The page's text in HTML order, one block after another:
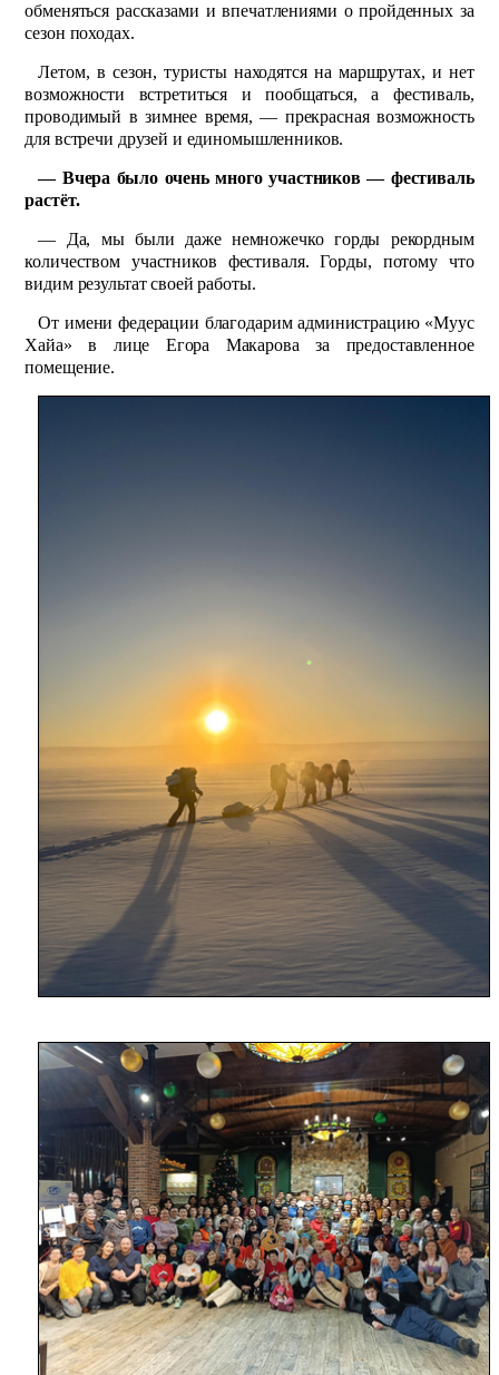
обменяться рассказами и впечатлениями о пройденных за
сезон походах.
Летом, в сезон, туристы находятся на маршрутах, и нет
возможности встретиться и пообщаться, а фестиваль,
проводимый в зимнее время, — прекрасная возможность
для встречи друзей и единомышленников.
— Вчера было очень много участников — фестиваль
растёт.
— Да, мы были даже не­множечко горды рекорд­ным
количеством участников фестиваля. Горды, потому что
видим результат своей работы.
От имени федерации благодарим администрацию «Муус
Хайа» в лице Егора Макарова за предоставленное
помещение.